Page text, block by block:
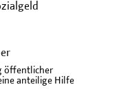
öffentlicher
anteilige Hilfe